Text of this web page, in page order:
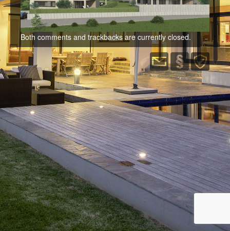
Immobilien
Kontakt
Both comments and trackbacks are currently closed.